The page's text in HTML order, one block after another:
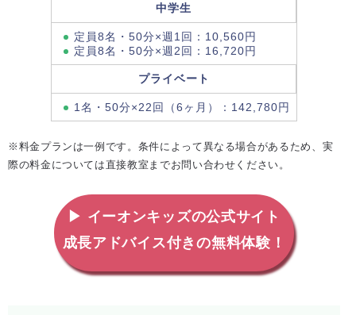
中学生
定員8名・50分×週1回：10,560円
定員8名・50分×週2回：16,720円
プライベート
1名・50分×22回（6ヶ月）：142,780円
※料金プランは一例です。条件によって異なる場合があるため、実
際の料金については直接教室までお問い合わせください。
▶ イーオンキッズの公式サイト
成長アドバイス付きの無料体験！